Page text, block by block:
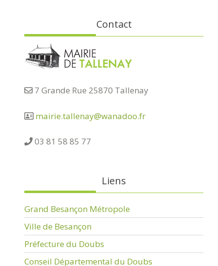
Contact
7 Grande Rue 25870 Tallenay
mairie.tallenay@wanadoo.fr
03 81 58 85 77
Liens
Grand Besançon Métropole
Ville de Besançon
Préfecture du Doubs
Conseil Départemental du Doubs